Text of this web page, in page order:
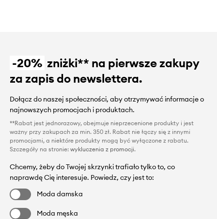
-20% zniżki** na pierwsze zakupy
za zapis do newslettera.
Dołącz do naszej społeczności, aby otrzymywać informacje o
najnowszych promocjach i produktach.
**Rabat jest jednorazowy, obejmuje nieprzecenione produkty i jest
ważny przy zakupach za min. 350 zł. Rabat nie łączy się z innymi
promocjami, a niektóre produkty mogą być wyłączone z rabatu.
Szczegóły na stronie: wykluczenia z promocji.
Chcemy, żeby do Twojej skrzynki trafiało tylko to, co
naprawdę Cię interesuje. Powiedz, czy jest to:
Moda damska
Moda męska